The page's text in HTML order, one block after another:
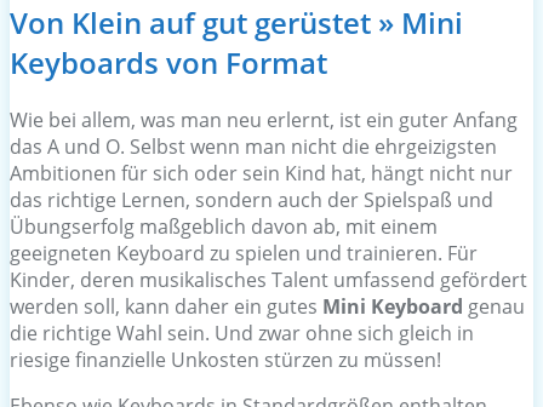
Von Klein auf gut gerüstet » Mini
Keyboards von Format
Wie bei allem, was man neu erlernt, ist ein guter Anfang
das A und O. Selbst wenn man nicht die ehrgeizigsten
Ambitionen für sich oder sein Kind hat, hängt nicht nur
das richtige Lernen, sondern auch der Spielspaß und
Übungserfolg maßgeblich davon ab, mit einem
geeigneten Keyboard zu spielen und trainieren. Für
Kinder, deren musikalisches Talent umfassend gefördert
werden soll, kann daher ein gutes Mini Keyboard genau
die richtige Wahl sein. Und zwar ohne sich gleich in
riesige finanzielle Unkosten stürzen zu müssen!